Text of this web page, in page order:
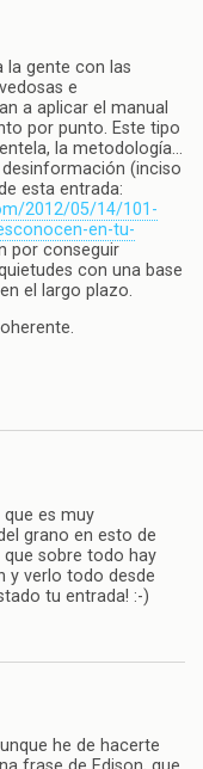
la gente con las
e
a aplicar el manual
por punto. Este tipo
la metodología…
(inciso
esta entrada:
2012/05/14/101-
en-tu-
por conseguir
con una base
el largo plazo.
que es muy
grano en esto de
sobre todo hay
y verlo todo desde
tu entrada! :-)
he de hacerte